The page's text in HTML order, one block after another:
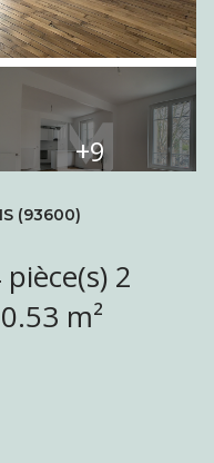
+9
(93600)
chambre(s) 70.53 m²